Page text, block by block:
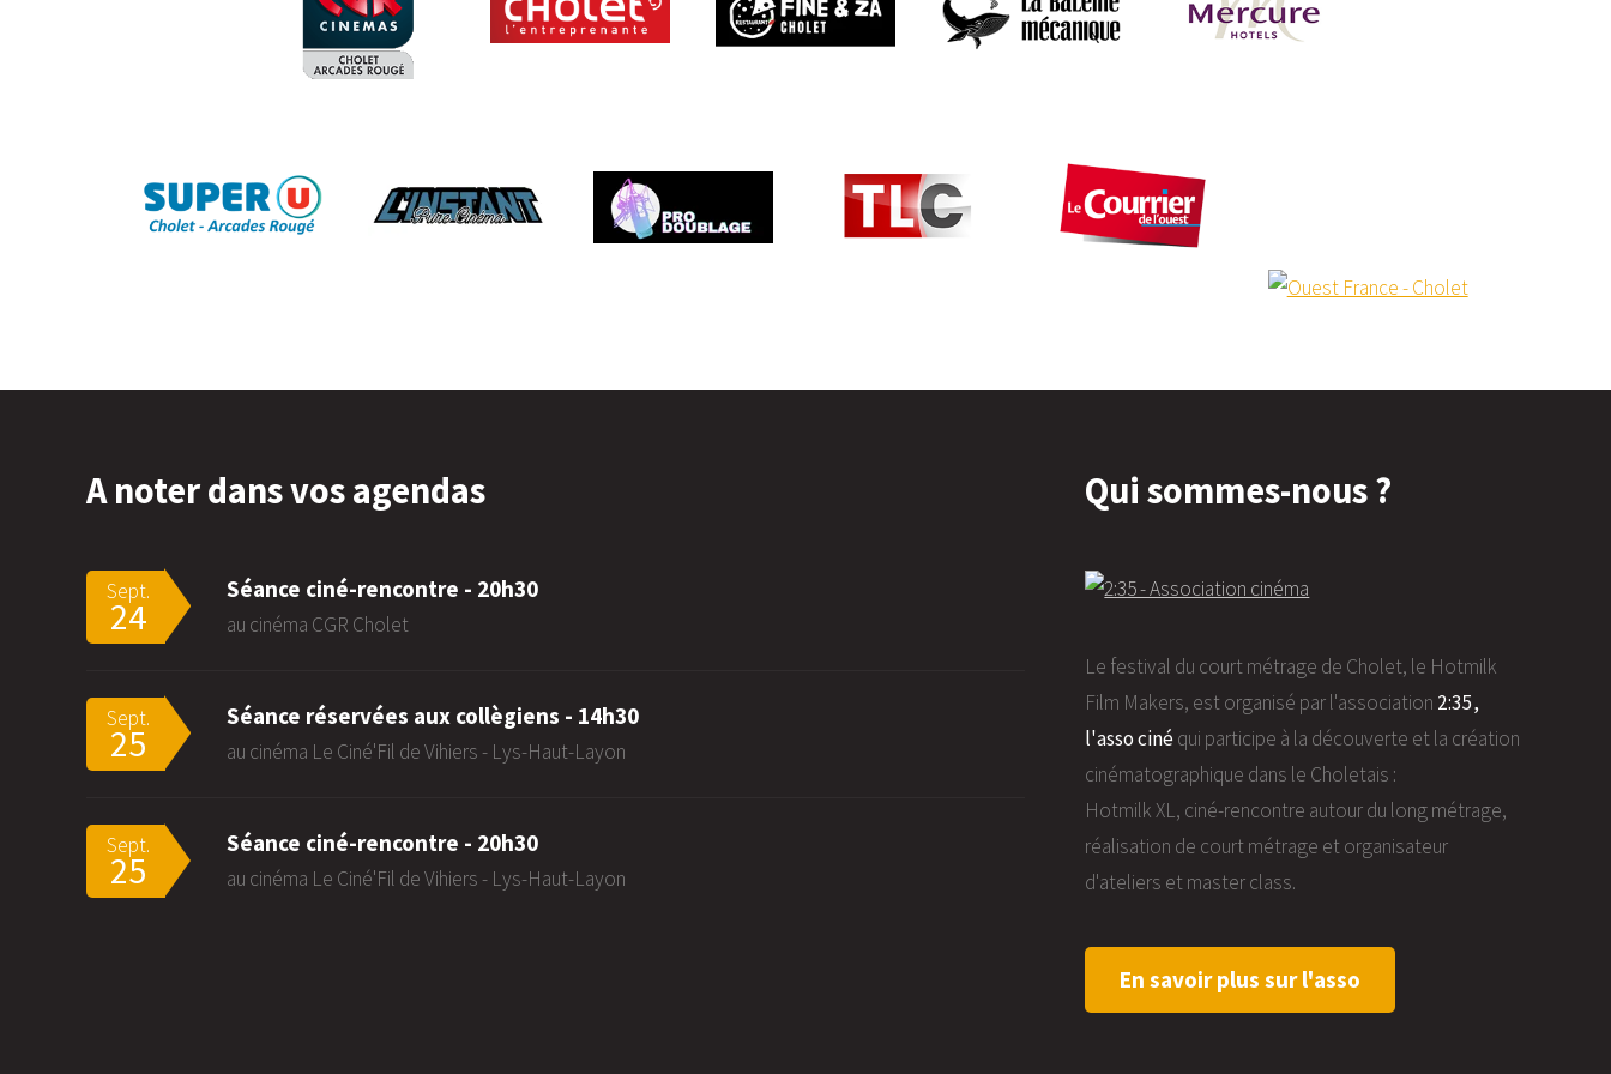
A noter dans vos agendas
Sept.
24
Séance ciné-rencontre - 20h30
au cinéma CGR Cholet
Sept.
25
Séance réservées aux collègiens - 14h30
au cinéma Le Ciné'Fil de Vihiers - Lys-Haut-Layon
Sept.
25
Séance ciné-rencontre - 20h30
au cinéma Le Ciné'Fil de Vihiers - Lys-Haut-Layon
Qui sommes-nous ?
Le festival du court métrage de Cholet, le Hotmilk
Film Makers, est organisé par l'association 2:35,
l'asso cinéqui participe à la découverte et la création
cinématographique dans le Choletais :
Hotmilk XL, ciné-rencontre autour du long métrage,
réalisation de court métrage et organisateur
d'ateliers et master class.
En savoir plus sur l'asso